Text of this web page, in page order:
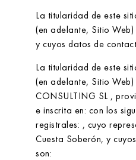
La titularidad de este
(en adelante, Sitio
y cuyos datos de
La titularidad de este
(en adelante, Sitio
CONSULTING SL ,
e inscrita en: con los
registrales: , cuyo
Cuesta Soberón, y
son: